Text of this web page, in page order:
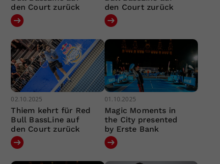
den Court zurück
den Court zurück
02.10.2025
Thiem kehrt für Red
Bull BassLine auf
den Court zurück
01.10.2025
Magic Moments in
the City presented
by Erste Bank